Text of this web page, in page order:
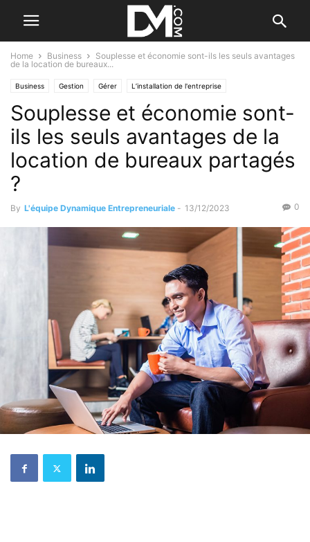
Home Business
Souplesse et économie sont-ils les seuls avantages
de la location de bureaux...
Business Gestion Gérer L’installation de l'entreprise
Souplesse et économie sont-
ils les seuls avantages de la
location de bureaux partagés
?
By L'équipe Dynamique Entrepreneuriale - 13/12/2023 0